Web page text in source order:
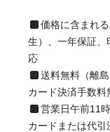
価格に含まれ
生）、一年保証、
応
送料無料（離
カード決済手数料
営業日午前11
カードまたは代引